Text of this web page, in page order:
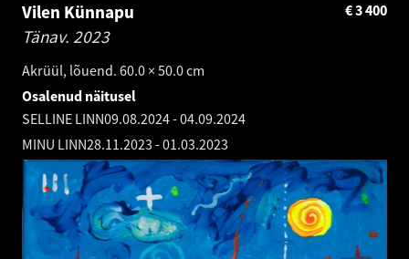
Vilen Künnapu
Tänav. 2023
Akrüül, lõuend. 60.0 × 50.0 cm
3 400
€
Osalenud näitusel
SELLINE LINN09.08.2024-04.09.2024
MINU LINN28.11.2023 -01.03.2023